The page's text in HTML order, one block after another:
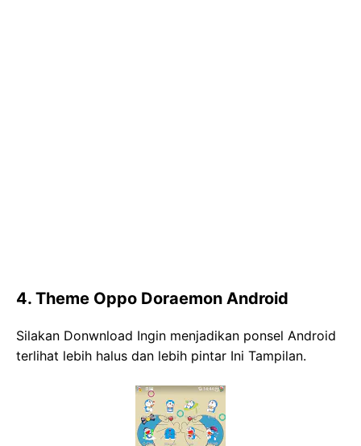
4. Theme Oppo Doraemon Android
Silakan Donwnload Ingin menjadikan ponsel Android
terlihat lebih halus dan lebih pintar Ini Tampilan.